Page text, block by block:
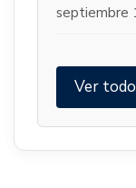
septiembre
Ver